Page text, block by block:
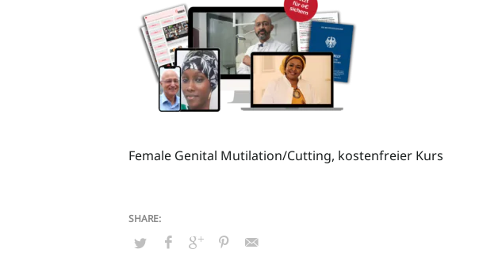
Female Genital Mutilation/Cutting, kostenfreier Kurs